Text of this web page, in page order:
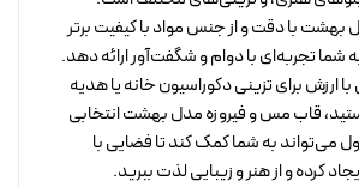
بهشت با دقت و از جنس مواد با کیفیت برتر
تجربه‌ای با دوام و شگفت‌آور ارائه دهد.
ارزش برای تزینی دکوراسیون خانه یا هدیه
قاب مس و فیروزه مدل بهشت انتخابی
می‌تواند به شما کمک کند تا فضایی با
کرده و از هنر و زیبایی لذت ببرید.